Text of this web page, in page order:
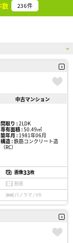
数 236件
中古マンション
間取り :2LDK
専有面積 :50.49㎡
築年月 :1981年06月
構造 :鉄筋コンクリート造
（RC）
画像33枚
動画
パノラマ / VR